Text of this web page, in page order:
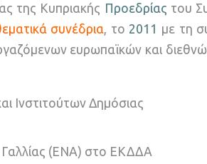
της Κυπριακής Προεδρίας του
συνέδρια , το 2011 με τη
ευρωπαϊκών και
Ινστιτούτων Δημόσιας
Γαλλίας (ΕΝΑ) στο ΕΚΔΔΑ